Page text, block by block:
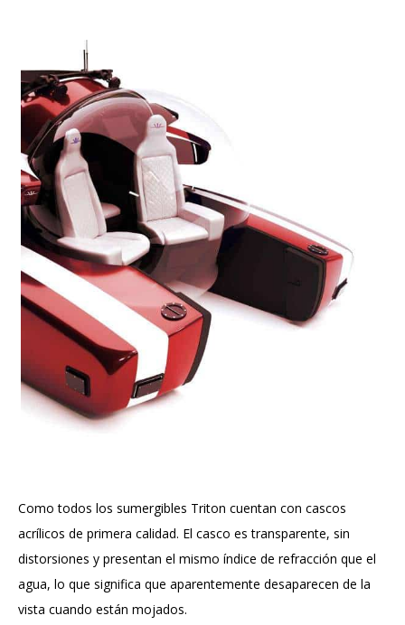
Como todos los sumergibles Triton cuentan con cascos
acrílicos de primera calidad. El casco es transparente, sin
distorsiones y presentan el mismo índice de refracción que el
agua, lo que significa que aparentemente desaparecen de la
vista cuando están mojados.